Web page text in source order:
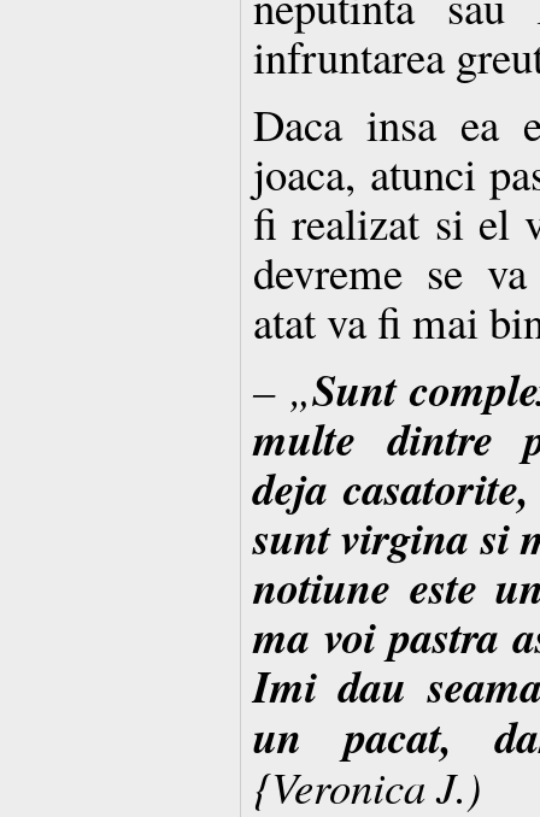
infruntarea
Daca insa ea
joaca, atunci
fi realizat si el
devreme se
atat va fi mai
– „Sunt
multe dintre
deja
sunt virgina si
notiune este
ma voi pastra
Imi dau
un pacat,
{Veronica J.)